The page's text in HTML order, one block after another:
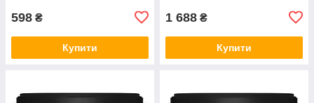
598 ₴
Купити
1 688 ₴
Купити